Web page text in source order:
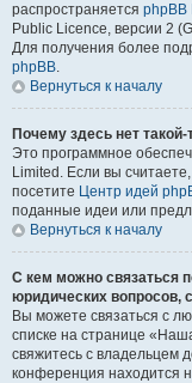
распространяется phpBB
Public Licence, версии 2
Для получения более
phpBB.
Вернуться к началу
Почему здесь нет
Это программное
Limited. Если вы
посетите Центр идей
поданные идеи или
Вернуться к началу
С кем можно связаться
юридических вопросов,
Вы можете связаться с
списке на странице
свяжитесь с владельцем
конференция находится